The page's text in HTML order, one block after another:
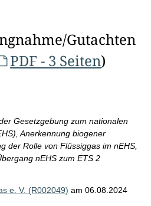
Gutachten
PDF - 3 Seiten)
Gesetzgebung zum nationalen
Anerkennung biogener
der Rolle von Flüssiggas im nEHS,
nEHS zum ETS 2
e. V. (R002049) am 06.08.2024